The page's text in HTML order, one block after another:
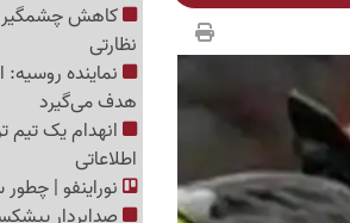
کاهش چشمگیر
نظارتی
نماینده
هدف می‌گیرد
انهدام یک
اطلاعاتی
نوراینفو |